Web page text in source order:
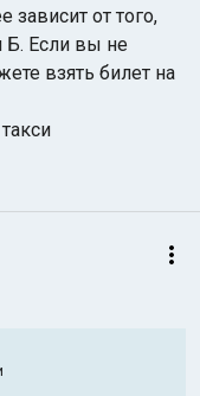
зависит от того,
Б. Если вы не
взять билет на